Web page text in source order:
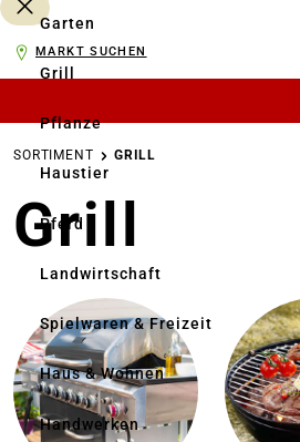
Garten
Grill
Pflanze
Haustier
Pferd
Landwirtschaft
Spielwaren & Freizeit
Haus & Wohnen
Handwerken
MARKT SUCHEN
SORTIMENT GRILL
Grill